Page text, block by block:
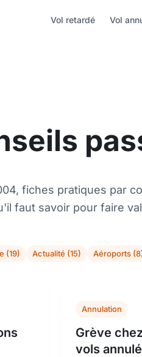
Vol retardé Vol
fiches pratiques par
faut savoir pour faire
(19) Actualité (15) Aéroports
Annulation
Grève
vols